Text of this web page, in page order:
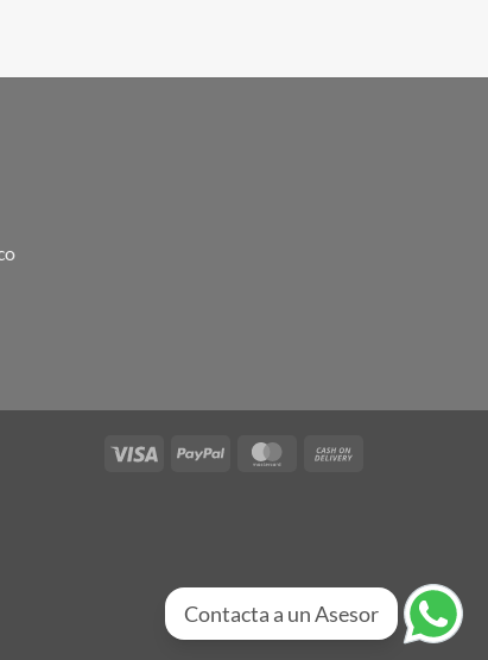
Visa PayPal MasterCard
Contacta a un Asesor